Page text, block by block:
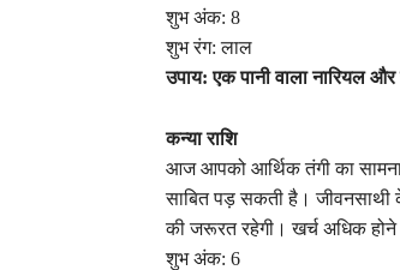
शुभ अंक: 8
शुभ रंग: लाल
उपाय: एक पानी वाला नारियल
कन्या राशि
आज आपको आर्थिक तंगी का
साबित पड़ सकती है।
की जरूरत रहेगी। खर्च अधिक होने
शुभ अंक: 6